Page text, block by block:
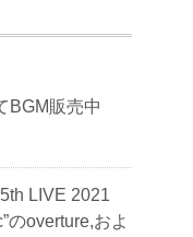
BGM販売中
LIVE 2021
のoverture,およ